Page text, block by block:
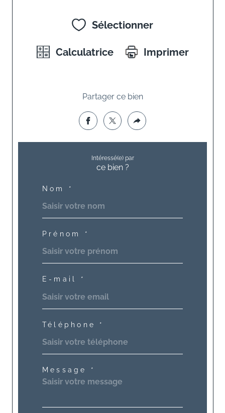
Sélectionner
Calculatrice Imprimer
Partager ce bien
Intéressé(e) par
ce bien ?
Nom *
Prénom *
E-mail *
Téléphone *
Message *